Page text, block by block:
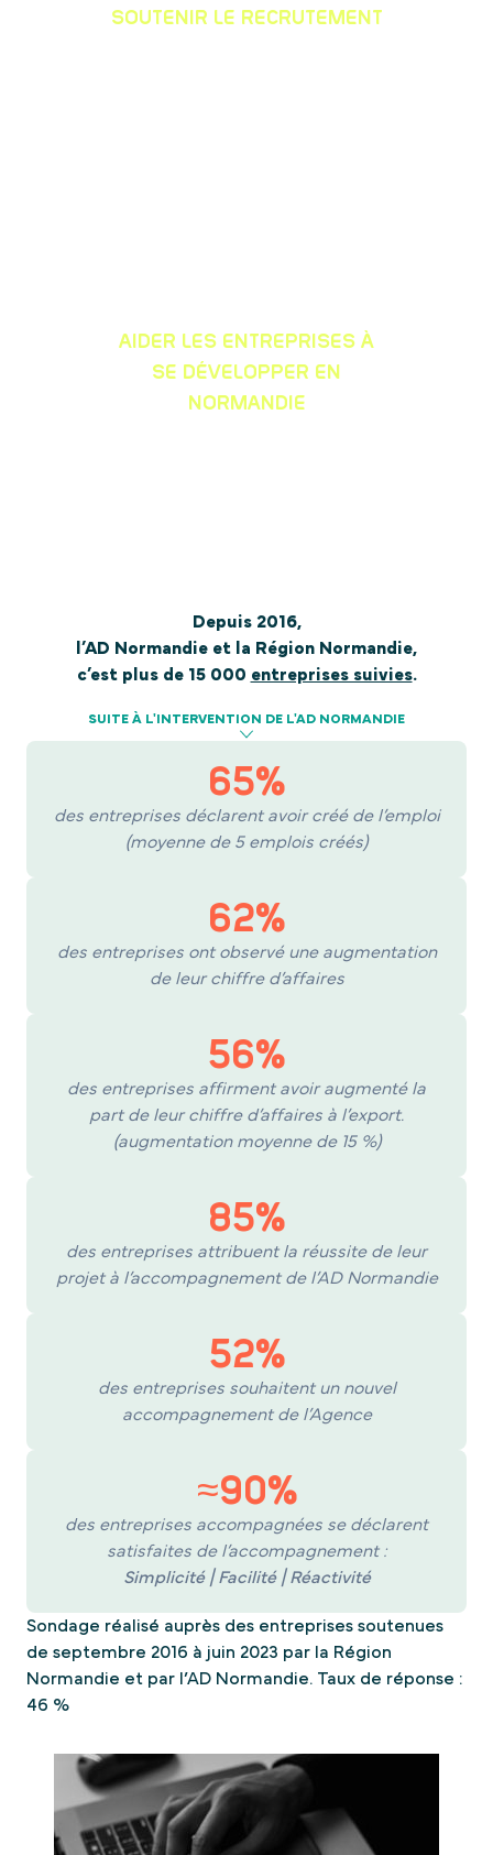
SOUTENIR LE RECRUTEMENT
AIDER LES ENTREPRISES À
SE DÉVELOPPER EN
NORMANDIE
Depuis 2016,
l’AD Normandie et la Région Normandie,
c’est plus de 15 000 entreprises suivies.
SUITE À L'INTERVENTION DE L'AD NORMANDIE
65%
des entreprises déclarent avoir créé de l’emploi
(moyenne de 5 emplois créés)
62%
des entreprises ont observé une augmentation
de leur chiffre d’affaires
56%
des entreprises affirment avoir augmenté la
part de leur chiffre d’affaires à l’export.
(augmentation moyenne de 15 %)
85%
des entreprises attribuent la réussite de leur
projet à l’accompagnement de l’AD Normandie
52%
des entreprises souhaitent un nouvel
accompagnement de l’Agence
≈90%
des entreprises accompagnées se déclarent
satisfaites de l’accompagnement :
Simplicité | Facilité | Réactivité
Sondage réalisé auprès des entreprises soutenues
de septembre 2016 à juin 2023 par la Région
Normandie et par l’AD Normandie. Taux de réponse :
46 %